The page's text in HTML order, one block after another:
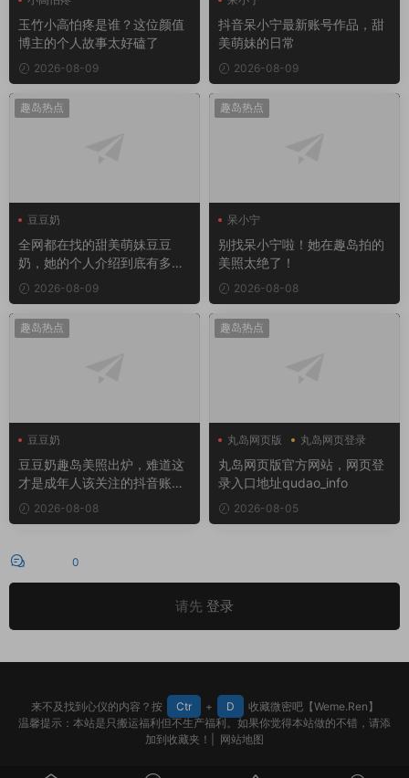
玉竹小高怕疼是谁？这位颜值
博主的个人故事太好磕了
2026-08-09
抖音呆小宁最新账号作品，甜
美萌妹的日常
2026-08-09
趣岛热点
豆豆奶
全网都在找的甜美萌妹豆豆
奶，她的个人介绍到底有多
绝？2026-08-09
趣岛热点
呆小宁
别找呆小宁啦！她在趣岛拍的
美照太绝了！
2026-08-08
趣岛热点
豆豆奶
豆豆奶趣岛美照出炉，难道这
才是成年人该关注的抖音账
号？2026-08-08
趣岛热点
丸岛网页版 丸岛网页登录
丸岛网页版官方网站，网页登
录入口地址qudao_info
2026-08-05
0
请先 登录
来不及找到心仪的内容？按 Ctr + D
收藏微密吧【Weme.Ren】
温馨提示：本站是只搬运福利但不生产福利。如果你觉得本站做的不错，请添
加到收藏夹！| 网站地图